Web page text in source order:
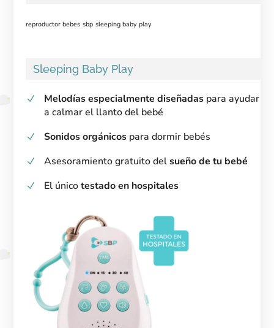
reproductor bebes sbp sleeping baby play
Sleeping Baby Play
Melodías especialmente diseñadas para ayudar
a calmar el llanto del bebé
Sonidos orgánicos para dormir bebés
Asesoramiento gratuito delsueño de tu bebé
El únicotestado en hospitales